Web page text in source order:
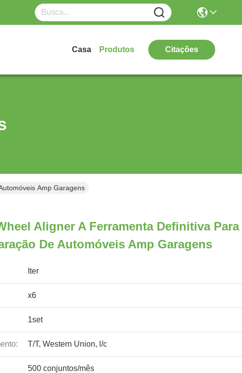
Casa Produtos Citações
Amp Garagens
Aligner A Ferramenta Definitiva Para
De Automóveis Amp Garagens
Iter
x6
1set
T/T, Western Union, l/c
500 conjuntos/mês